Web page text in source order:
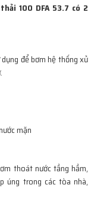
100 DFA 53.7 có 2
dụng để bơm hệ thống xử
mặn
thoát nước tầng hầm,
úng trong các tòa nhà,